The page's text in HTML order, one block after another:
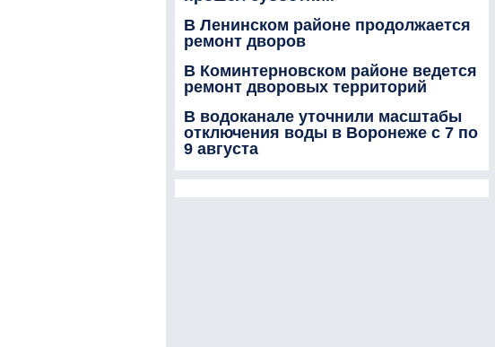
В Ленинском районе продолжается
ремонт дворов
В Коминтерновском районе ведется
ремонт дворовых территорий
В водоканале уточнили масштабы
отключения воды в Воронеже с 7 по
9 августа